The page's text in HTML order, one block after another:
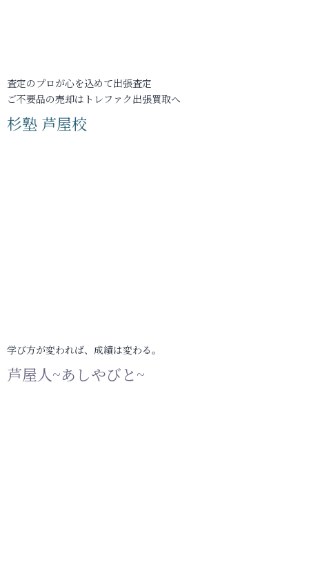
査定のプロが心を込めて出張査定
ご不要品の売却はトレファク出張買取へ
杉塾 芦屋校
学び方が変われば、成績は変わる。
芦屋人~あしやびと~